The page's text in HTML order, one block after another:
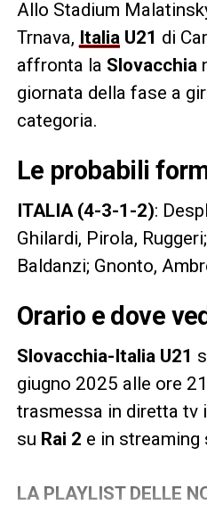
Allo Stadium
Trnava, Italia U21 di
affronta la Slovacchia
giornata della fase a
categoria.
Le probabili
ITALIA (4-3-1-2):
Ghilardi, Pirola,
Baldanzi; Gnonto,
Orario e dove
Slovacchia-Italia U21
giugno 2025 alle ore
trasmessa in diretta tv
su Rai 2 e in streaming
LA PLAYLIST DELLE